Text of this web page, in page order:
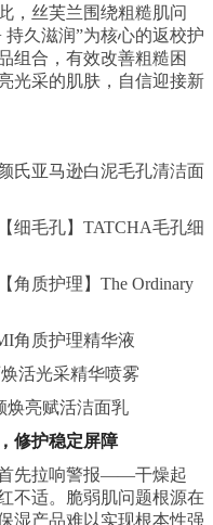
，丝芙兰围绕粗糙肌问
久滋润”为核心的返校护
组合，有效改善粗糙困
光采的肌肤，自信迎接新
氏亚马逊白泥毛孔清洁面
细毛孔】TATCHA毛孔细
角质护理】The Ordinary
角质护理精华液
活光采精华喷雾
焕亮赋活洁面乳
修护稳定屏障
先拉响警报——干燥起
不适。脆弱肌问题根源在
湿产品难以实现根本性强